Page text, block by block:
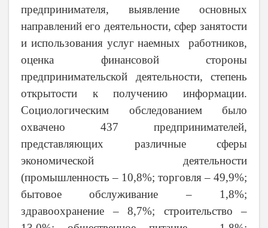
предпринимателя, выявление основных
направлений его деятельности, сфер занятости
и использования услуг наемных работников,
оценка финансовой стороны
предпринимательской деятельности, степень
открытости к получению информации.
Социологическим обследованием было
охвачено 437 предпринимателей,
представляющих различные сферы
экономической деятельности
(промышленность – 10,8%; торговля – 49,9%;
бытовое обслуживание – 1,8%;
здравоохранение – 8,7%; строительство –